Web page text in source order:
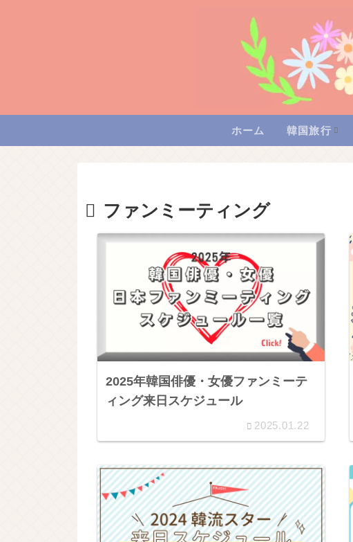
ホーム 韓国旅行
ファンミーティング
2025年韓国俳優・女優ファンミーテ
ィング来日スケジュール
2025.01.22